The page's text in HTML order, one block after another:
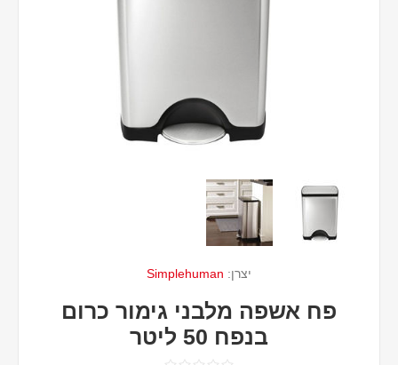
יצרן: Simplehuman
פח אשפה מלבני גימור כרום
בנפח 50 ליטר